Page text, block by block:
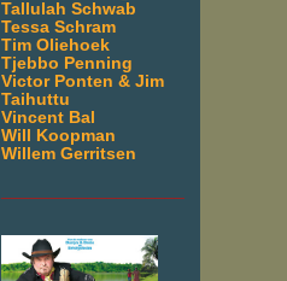
Tallulah Schwab
Tessa Schram
Tim Oliehoek
Tjebbo Penning
Victor Ponten & Jim
Taihuttu
Vincent Bal
Will Koopman
Willem Gerritsen